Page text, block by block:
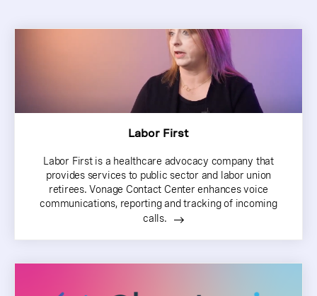
Labor First
Labor First is a healthcare advocacy company that
provides services to public sector and labor union
retirees. Vonage Contact Center enhances voice
communications, reporting and tracking of incoming
calls.